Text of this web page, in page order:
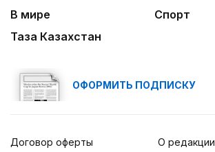
В мире
Спорт
Таза Казахстан
ОФОРМИТЬ ПОДПИСКУ
Договор оферты
О редакции